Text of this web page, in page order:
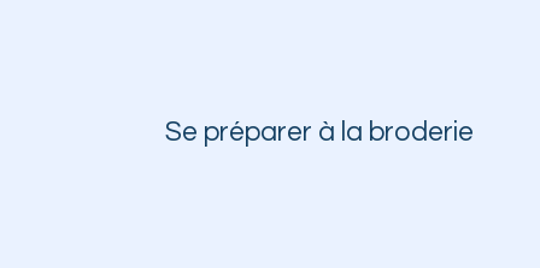
Se préparer à la broderie